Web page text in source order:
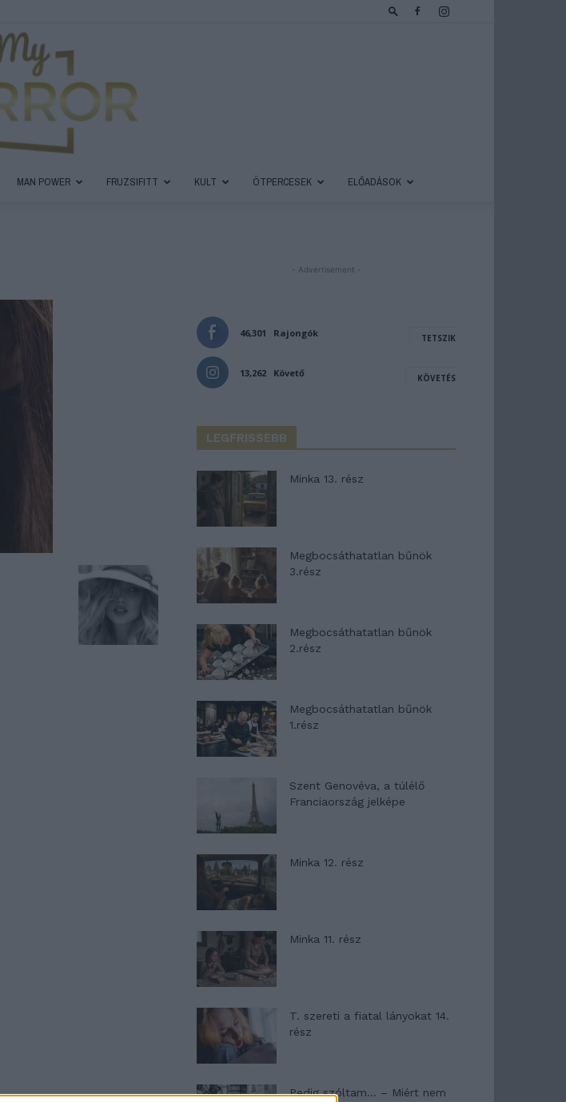
Magazin
MAN POWER FRUZSIFITT KULT ÖTPERCESEK ELŐADÁSOK
- Advertisement -
46,301 Rajongók TETSZIK
13,262 Követő KÖVETÉS
LEGFRISSEBB
Minka 13. rész
Megbocsáthatatlan bűnök
3.rész
Megbocsáthatatlan bűnök
2.rész
Megbocsáthatatlan bűnök
1.rész
Szent Genovéva, a túlélő
Franciaország jelképe
Minka 12. rész
Minka 11. rész
T. szereti a fiatal lányokat 14.
rész
Pedig szóltam… – Miért nem